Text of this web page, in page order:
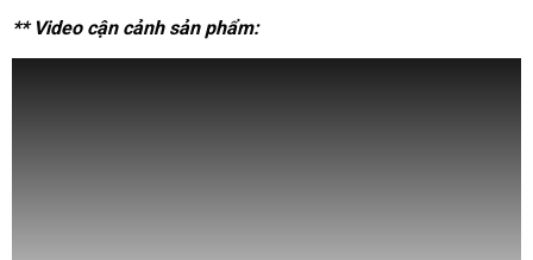
** Video cận cảnh sản phẩm: